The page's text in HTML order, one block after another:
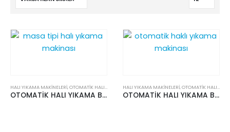
HALI YIKAMA MAKİNELERİ,OTOMATİK HALI YIKAMA
OTOMATİK HALI YIKAMA BRS 260 B
HALI YIKAMA MAKİNELERİ,OTOMATİK HALI YIKAMA
OTOMATİK HALI YIKAMA BRS 260 C